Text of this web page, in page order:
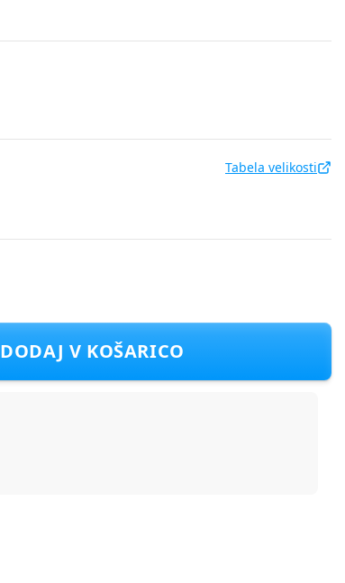
Tabela velikosti
DODAJ V KOŠARICO